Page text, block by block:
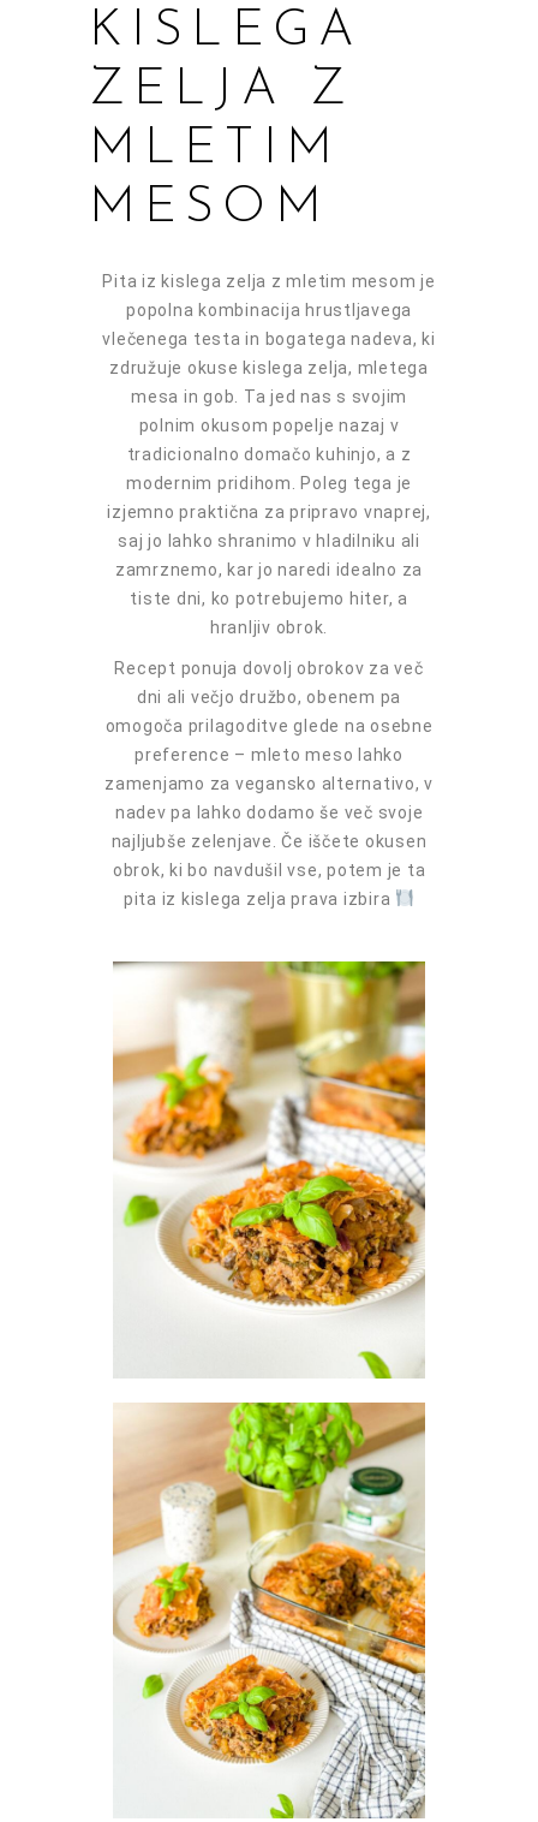
KISLEGA
ZELJA Z
MLETIM
MESOM
Pita iz kislega zelja z mletim mesom je
popolna kombinacija hrustljavega
vlečenega testa in bogatega nadeva, ki
združuje okuse kislega zelja, mletega
mesa in gob. Ta jed nas s svojim
polnim okusom popelje nazaj v
tradicionalno domačo kuhinjo, a z
modernim pridihom. Poleg tega je
izjemno praktična za pripravo vnaprej,
saj jo lahko shranimo v hladilniku ali
zamrznemo, kar jo naredi idealno za
tiste dni, ko potrebujemo hiter, a
hranljiv obrok.
Recept ponuja dovolj obrokov za več
dni ali večjo družbo, obenem pa
omogoča prilagoditve glede na osebne
preference – mleto meso lahko
zamenjamo za vegansko alternativo, v
nadev pa lahko dodamo še več svoje
najljubše zelenjave. Če iščete okusen
obrok, ki bo navdušil vse, potem je ta
pita iz kislega zelja prava izbira